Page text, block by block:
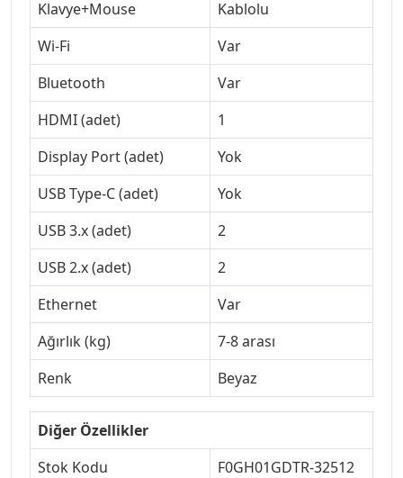
Klavye+Mouse
Kablolu
Wi-Fi
Var
Bluetooth
Var
HDMI (adet)
1
Display Port (adet)
Yok
USB Type-C (adet)
Yok
USB 3.x (adet)
2
USB 2.x (adet)
2
Ethernet
Var
Ağırlık (kg)
7-8 arası
Renk
Beyaz
Diğer Özellikler
Stok Kodu
F0GH01GDTR-32512